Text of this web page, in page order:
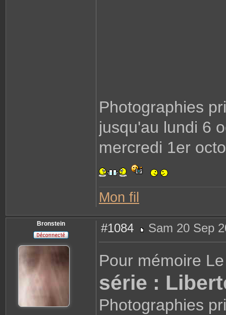
Photographies
jusqu'au lundi 6
mercredi 1er
Mon fil
Bronstein #1084
e
a
g
Sam 20 Sep
Pour mémoire
série :
Photographies